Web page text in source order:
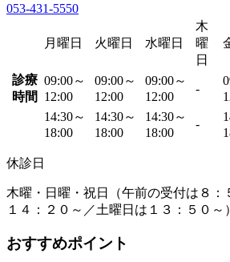
053-431-5550
月曜日 火曜日 水曜日
木
曜
日
診療
時間
09:00～
12:00
09:00～
12:00
09:00～
12:00
-
14:30～
18:00
14:30～
18:00
14:30～
18:00
-
休診日
木曜・日曜・祝日（午前の受付は８：
１４：２０～／土曜日は１３：５０～）
おすすめポイント